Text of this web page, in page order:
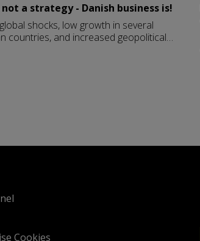
not a strategy - Danish business is!
shocks, low growth in several
countries, and increased geopolitical
Cookies